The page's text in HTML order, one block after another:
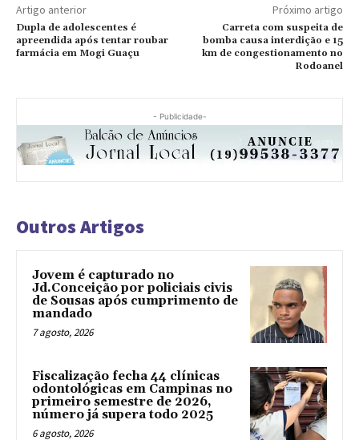
Artigo anterior
Dupla de adolescentes é
apreendida após tentar roubar
farmácia em Mogi Guaçu
Próximo artigo
Carreta com suspeita de
bomba causa interdição e 15
km de congestionamento no
Rodoanel
- Publicidade-
Outros Artigos
Jovem é capturado no
Jd.Conceição por policiais civis
de Sousas após cumprimento de
mandado
7 agosto, 2026
Fiscalização fecha 44 clínicas
odontológicas em Campinas no
primeiro semestre de 2026,
número já supera todo 2025
6 agosto, 2026